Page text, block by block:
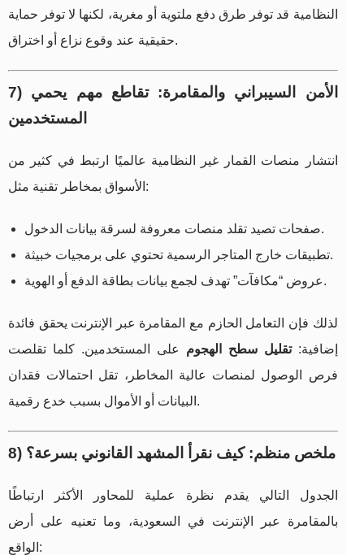
النظامية قد توفر طرق دفع ملتوية أو مغرية، لكنها لا توفر حماية
حقيقية عند وقوع نزاع أو اختراق.
7) الأمن السيبراني والمقامرة: تقاطع مهم يحمي
المستخدمين
انتشار منصات القمار غير النظامية عالميًا ارتبط في كثير من
الأسواق بمخاطر تقنية مثل:
صفحات تصيد تقلد منصات معروفة لسرقة بيانات الدخول.
تطبيقات خارج المتاجر الرسمية تحتوي على برمجيات خبيثة.
عروض “مكافآت” تهدف لجمع بيانات بطاقة الدفع أو الهوية.
لذلك فإن التعامل الحازم مع المقامرة عبر الإنترنت يحقق فائدة
إضافية:تقليل سطح الهجوم على المستخدمين. كلما تقلصت
فرص الوصول لمنصات عالية المخاطر، تقل احتمالات فقدان
البيانات أو الأموال بسبب خدع رقمية.
8) ملخص منظم: كيف نقرأ المشهد القانوني بسرعة؟
الجدول التالي يقدم نظرة عملية للمحاور الأكثر ارتباطًا
بالمقامرة عبر الإنترنت في السعودية، وما تعنيه على أرض
الواقع: